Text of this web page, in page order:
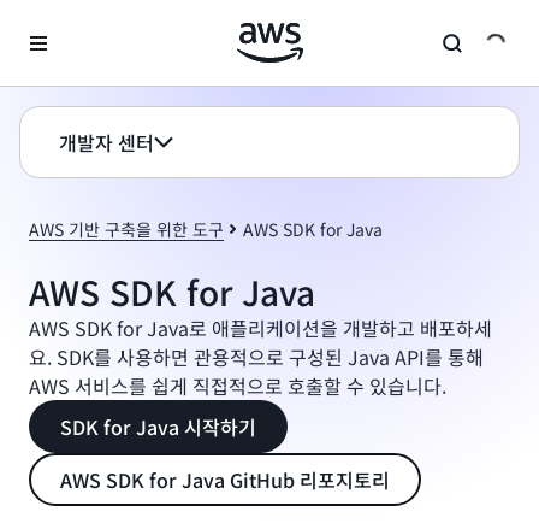
개발자 센터
AWS 기반 구축을 위한 도구 AWS SDK for Java
AWS SDK for Java
AWS SDK for Java로 애플리케이션을 개발하고 배포하세
요. SDK를 사용하면 관용적으로 구성된 Java API를 통해
AWS 서비스를 쉽게 직접적으로 호출할 수 있습니다.
SDK for Java 시작하기
AWS SDK for Java GitHub 리포지토리